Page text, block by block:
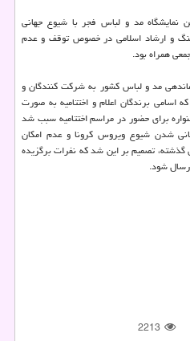
نمایشگاه مد و لباس فجر با شیوع جهانی
وزارت فرهنگ و ارشاد اسلامی در خصوص توقف و عدم
همراه بود.
مد و لباس کشور به شرکت کنندگان و
اسامی برندگان اعلام و اختتامیه به صورت
برای حضور در مراسم اختتامیه سبب شد
شدن شیوع ویروس کرونا و عدم امکان
گذشته، تصمیم بر این شد که نفرات برگزیده
شود.
2213